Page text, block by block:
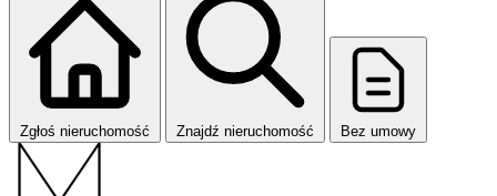
Zgłoś nieruchomość Znajdź nieruchomość Bez umowy